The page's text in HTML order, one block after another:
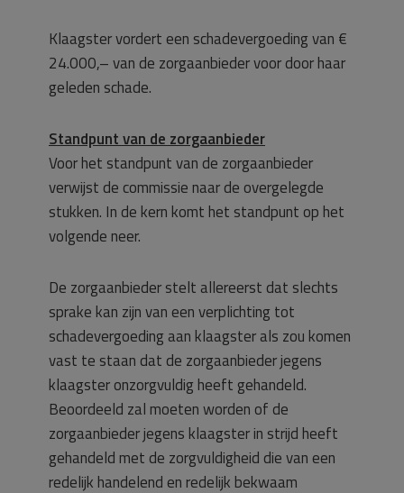
Klaagster vordert een schadevergoeding van €
24.000,– van de zorgaanbieder voor door haar
geleden schade.
Standpunt van de zorgaanbieder
Voor het standpunt van de zorgaanbieder
verwijst de commissie naar de overgelegde
stukken. In de kern komt het standpunt op het
volgende neer.
De zorgaanbieder stelt allereerst dat slechts
sprake kan zijn van een verplichting tot
schadevergoeding aan klaagster als zou komen
vast te staan dat de zorgaanbieder jegens
klaagster onzorgvuldig heeft gehandeld.
Beoordeeld zal moeten worden of de
zorgaanbieder jegens klaagster in strijd heeft
gehandeld met de zorgvuldigheid die van een
redelijk handelend en redelijk bekwaam